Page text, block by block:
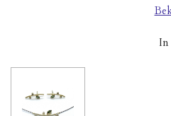
In